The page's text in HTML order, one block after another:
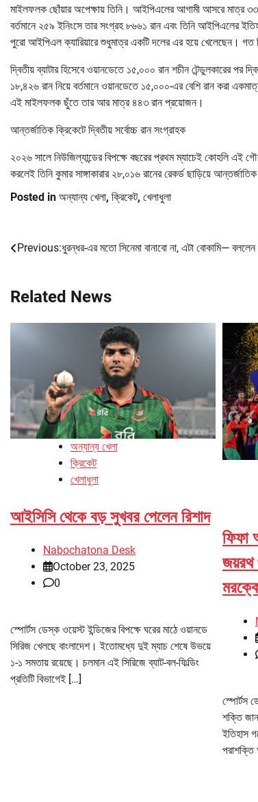
মাইলফলক ছোঁয়ার অপেক্ষায় তিনি। আইপিএলের আগামী আসরে মাত্র ৩৩৯
বর্তমানে ২৫৯ ইনিংসে তার সংগ্রহ ৮৬৬১ রান এবং তিনি আইপিএলের
পুরো আইপিএল ক্যারিয়ারে শুধুমাত্র একটি দলের এর হয়ে খেলেছেন।
দ্বিতীয় ব্যাটার হিসেবে ওয়ানডেতে ১৫,০০০ রান শচীন টেন্ডুলকারের পর
১৮,৪২৬ রান নিয়ে বর্তমানে ওয়ানডেতে ১৫,০০০-এর বেশি রান করা
এই মাইলফলক ছুঁতে তার আর মাত্র ৪৪৩ রান প্রয়োজন।
আন্তর্জাতিক ক্রিকেটে দ্বিতীয় সর্বোচ্চ রান সংগ্রাহক
২০২৬ সালে নিউজিল্যান্ডের বিপক্ষে বছরের প্রথম ম্যাচেই কোহলি
করলেই তিনি কুমার সাঙ্গাকারার ২৮,০১৬ রানের রেকর্ড ছাড়িয়ে
Posted in অন্যান্য খেলা, ক্রিকেট, খেলাধুলা
Post
Previous:ধুরন্ধর-এর মতো সিনেমা বানাবো না, এটা বোকামি— বললেন
Related News
অন্যান্য খেলা
ক্রিকেট
খেলাধুলা
আইসিসি থেকে বড় সুখবর পেলেন রিশাদ
Nabochatona Desk
October 23, 2025
0
স্পোর্টস ডেস্ক ওয়েস্ট ইন্ডিজের বিপক্ষে ঘরের মাঠে ওয়ানডে
সিরিজ খেলছে বাংলাদেশ। ইতোমধ্যে দুই ম্যাচ শেষে উভয়ে
১-১ সমতায় রয়েছে। চলমান এই সিরিজে ব্যাট-বল-ফিল্ডিং
প্রতিটি বিভাগেই […]
ফিফা
জয়রথ
স্পোর্টস
শক্তি
ইতিহাস
পরাশক্তি